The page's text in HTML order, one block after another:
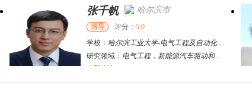
张千帆 哈尔滨市
博导 评分： 5.0
学校： 哈尔滨工业大学-电气工程及自动化学院
研究领域： 电气工程，新能源汽车驱动和充电
立即咨询
何斌锋 苏州市